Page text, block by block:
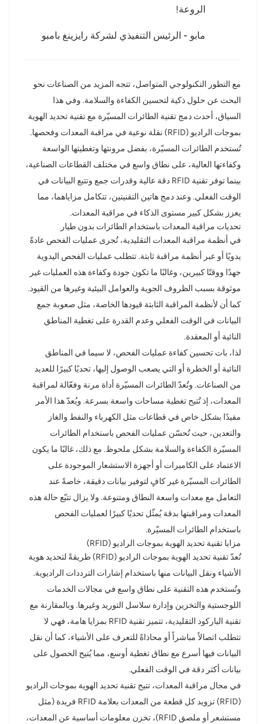
한국어
Türk
Melayu
Polski
แบบไทย
Tiếng Việt
Indonesia
norsk
magyar
الروعة!
مابو - الرئيس التنفيذي لشركة رايزينغ بامبو
مع التطور التكنولوجي المتواصل، تتجه المزيد من الصناعات نحو
البحث عن حلول ذكية لتحسين الكفاءة والسلامة. وفي هذا
السياق، أحدث دمج تقنية الطائرات المسيّرة مع تقنية تحديد الهوية
بموجات الراديو (RFID) نقلة نوعية في مراقبة المعدات وفحصها.
تُستخدم الطائرات المسيّرة، بفضل مرونتها وتغطيتها الواسعة
وكفاءتها العالية، على نطاق واسع في مختلف القطاعات الصناعية،
بينما توفر تقنية RFID دقة عالية وقدرات جمع وتتبع البيانات في
الوقت الفعلي. وعند دمج هاتين التقنيتين، تتكامل مزاياهما، مما
يعزز بشكل كبير مستوى الذكاء في مراقبة المعدات.
تحديات مراقبة المعدات باستخدام الطائرات بدون طيار
في أنظمة مراقبة المعدات التقليدية، تُجرى عمليات الفحص عادةً
يدويًا أو عبر أنظمة مراقبة ثابتة. تتطلب عمليات الفحص اليدوية
جهدًا ووقتًا كبيرين، وغالبًا ما تكون جودة وكفاءة هذه العمليات غير
موثوقة بسبب الظروف الجوية والعوامل البيئية وغيرها من القيود.
كما أن لأنظمة المراقبة الثابتة قيودها الخاصة، مثل صعوبة جمع
البيانات في الوقت الفعلي وعدم القدرة على تغطية المناطق
النائية أو المعقدة.
لذا، بات تحسين كفاءة عمليات الفحص، لا سيما في المناطق
النائية أو الخطرة أو التي يصعب الوصول إليها، تحديًا كبيرًا للعديد
من الصناعات. وتُعدّ الطائرات المسيّرة أداة مرنة وفعّالة لمراقبة
المعدات، إذ تُتيح تغطية مساحات واسعة بسرعة. ويُعدّ هذا الأمر
مفيدًا بشكل خاص في قطاعات مثل الكهرباء والنفط والغاز
والتعدين، حيث تُحسّن عمليات الفحص باستخدام الطائرات
المسيّرة الكفاءة والسلامة بشكل ملحوظ. مع ذلك، غالبًا ما يكون
الاعتماد على الكاميرات أو أجهزة الاستشعار الموجودة على
الطائرات المسيّرة غير كافٍ لتوفير بيانات دقيقة، خاصةً عند
التعامل مع معدات واسعة النطاق ومتنوعة. ولا يزال تتبّع حالة هذه
المعدات ومراقبتها بدقة يُمثّل تحديًا كبيرًا لعمليات الفحص
باستخدام الطائرات المسيّرة.
مزايا تقنية تحديد الهوية بموجات الراديو (RFID)
تُعدّ تقنية تحديد الهوية بموجات الراديو (RFID) طريقةً لتحديد هوية
الأشياء ونقل البيانات منها باستخدام إشارات الترددات الراديوية.
وتُستخدم هذه التقنية على نطاق واسع في مجالات الخدمات
اللوجستية والتخزين وإدارة سلاسل التوريد وغيرها. وبالمقارنة مع
تقنية الباركود التقليدية، تتميز تقنية RFID بمزايا هامة، فهي لا
تتطلب اتصالاً مباشراً أو محاذاةً للتعرف على الأشياء، كما أن نقل
البيانات فيها أسرع مع نطاق تغطية أوسع، مما يُتيح الحصول على
بيانات أكثر دقة في الوقت الفعلي.
في مجال مراقبة المعدات، تتيح تقنية تحديد الهوية بموجات الراديو
(RFID) تزويد كل قطعة من المعدات بعلامة RFID فريدة (مثل
مستشعر أو ملصق RFID)، تخزن معلومات أساسية عن المعدات،